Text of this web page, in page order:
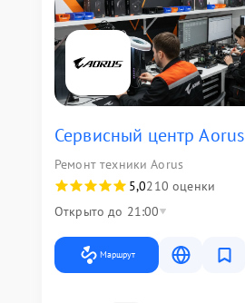
Сервисный центр Aorus
Ремонт техники Aorus
5,0210 оценки
Открыто до 21:00
Маршрут